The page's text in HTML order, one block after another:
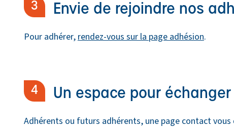
Envie de rejoindre nos
Pour adhérer,rendez-vous sur la page adhésion.
Un espace pour
Adhérents ou futurs adhérents, une page contact